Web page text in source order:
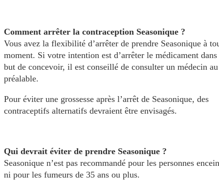
Comment arrêter la contraception Seasonique ?
Vous avez la flexibilité d’arrêter de prendre Seasonique à
moment. Si votre intention est d’arrêter le médicament
but de concevoir, il est conseillé de consulter un médecin au
préalable.
Pour éviter une grossesse après l’arrêt de Seasonique, des
contraceptifs alternatifs devraient être envisagés.
Qui devrait éviter de prendre Seasonique ?
Seasonique n’est pas recommandé pour les personnes
ni pour les fumeurs de 35 ans ou plus.